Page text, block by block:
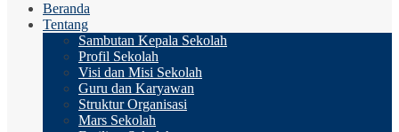
Beranda
Tentang
Sambutan Kepala Sekolah
Profil Sekolah
Visi dan Misi Sekolah
Guru dan Karyawan
Struktur Organisasi
Mars Sekolah